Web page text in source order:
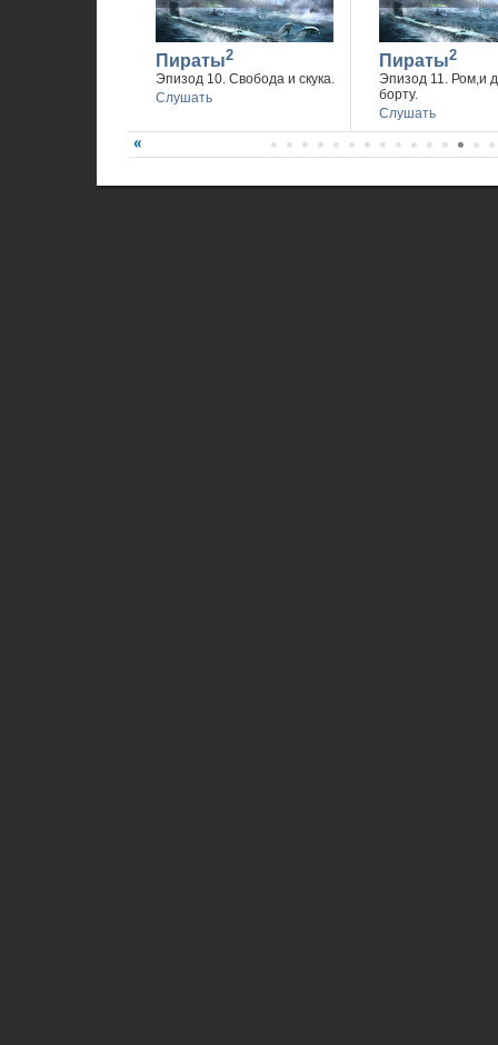
Пираты2
Эпизод 10. Свобода и скука.
Слушать
Пираты2
Эпизод 11. Ром,и
борту.
Слушать